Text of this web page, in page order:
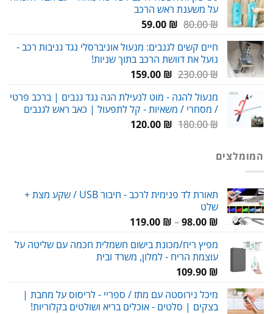
80.00 ₪.
69.00 ₪.על משענת ראש הרכב
80.00₪
המחיר
היה:
80.00 ₪.
59.00 ₪
המחיר
הוא:
59.00 ₪.
חיים קשים לגנבים: מנעול אוניברסלי נגד גניבות רכב -
נועל את דוושת הרכב בתוך שניות!
230.00₪
המחיר
היה:
230.00 ₪.
159.00 ₪
המחיר
הוא:
159.00 ₪.
מנעול להגה - מוט לנעילת הגה נגד גנבים | ברכב פרטי
/ מסחרי / משאיות - קל לתפעול | כאב ראש לגנבים
180.00₪
המחיר120.00 ₪
המחיר
המומלצים
תאורת לד פנימית לרכב - חיבור USB / שקע מצת +
שלט
98.00 ₪
–
119.00 ₪
עד
מפיץ ריח/מכונת בישום חשמלית חכמה עם שליטה על
עוצמת הריח - למלון, משרד ובית
109.90 ₪
מיכל נירוסטה עם מתז / ספריי - לריסוס על מחבת |
בצקים | סלטים - אוכלים בריא ושולטים בקלוריות!